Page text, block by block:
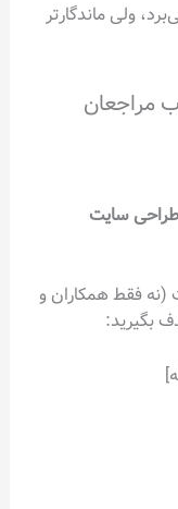
ولی ماندگارتر
مراجعان
سایت
فقط همکاران و